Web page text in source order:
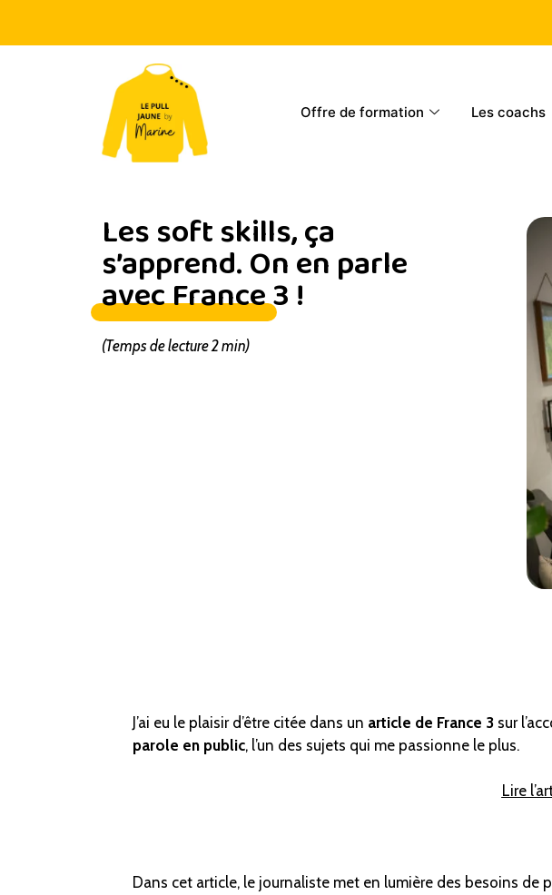
Offre de formation Les coachs
Les soft skills, ça
s’apprend. On en parle
avec France 3 !
(Temps de lecture 2 min)
J’ai eu le plaisir d’être citée dans un article de France 3sur
parole en public, l’un des sujets qui me passionne le plus.
Lire
Dans cet article, le journaliste met en lumière des besoins de